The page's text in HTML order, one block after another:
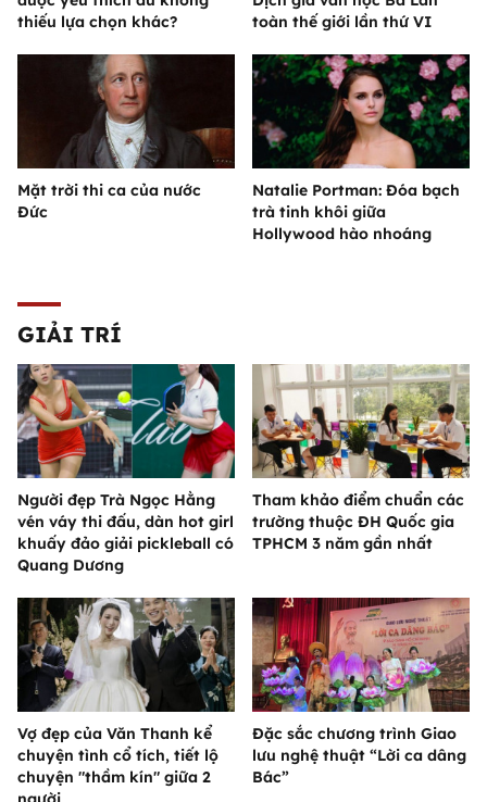
thiếu lựa chọn khác?
toàn thế giới lần thứ VI
Mặt trời thi ca của nước
Đức
Natalie Portman: Đóa bạch
trà tinh khôi giữa
Hollywood hào nhoáng
GIẢI TRÍ
Người đẹp Trà Ngọc Hằng
vén váy thi đấu, dàn hot girl
khuấy đảo giải pickleball có
Quang Dương
Tham khảo điểm chuẩn các
trường thuộc ĐH Quốc gia
TPHCM 3 năm gần nhất
Vợ đẹp của Văn Thanh kể
chuyện tình cổ tích, tiết lộ
chuyện "thầm kín" giữa 2
Đặc sắc chương trình Giao
lưu nghệ thuật “Lời ca dâng
Bác”